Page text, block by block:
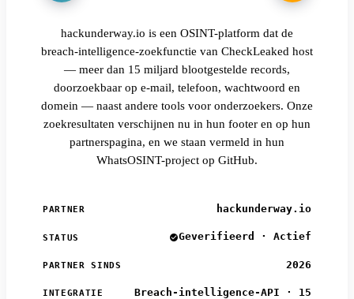
hackunderway.io is een OSINT-platform dat de
breach-intelligence-zoekfunctie van CheckLeaked host
— meer dan 15 miljard blootgestelde records,
doorzoekbaar op e-mail, telefoon, wachtwoord en
domein — naast andere tools voor onderzoekers. Onze
zoekresultaten verschijnen nu in hun footer en op hun
partnerspagina, en we staan vermeld in hun
WhatsOSINT-project op GitHub.
PARTNER hackunderway.io
STATUS Geverifieerd · Actief
PARTNER SINDS 2026
INTEGRATIE
Breach-intelligence-API · 15